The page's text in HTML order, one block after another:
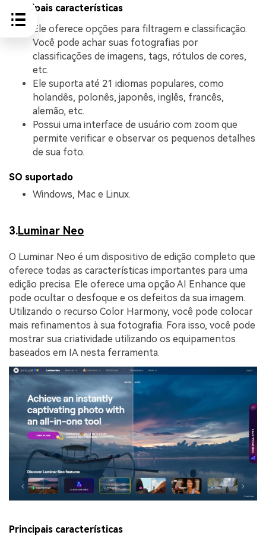
Principais características
Ele oferece opções para filtragem e classificação.
Você pode achar suas fotografias por
classificações de imagens, tags, rótulos de cores,
etc.
Ele suporta até 21 idiomas populares, como
holandês, polonês, japonês, inglês, francês,
alemão, etc.
Possui uma interface de usuário com zoom que
permite verificar e observar os pequenos detalhes
de sua foto.
SO suportado
Windows, Mac e Linux.
3.Luminar Neo
O Luminar Neo é um dispositivo de edição completo que
oferece todas as características importantes para uma
edição precisa. Ele oferece uma opção AI Enhance que
pode ocultar o desfoque e os defeitos da sua imagem.
Utilizando o recurso Color Harmony, você pode colocar
mais refinamentos à sua fotografia. Fora isso, você pode
mostrar sua criatividade utilizando os equipamentos
baseados em IA nesta ferramenta.
Principais características